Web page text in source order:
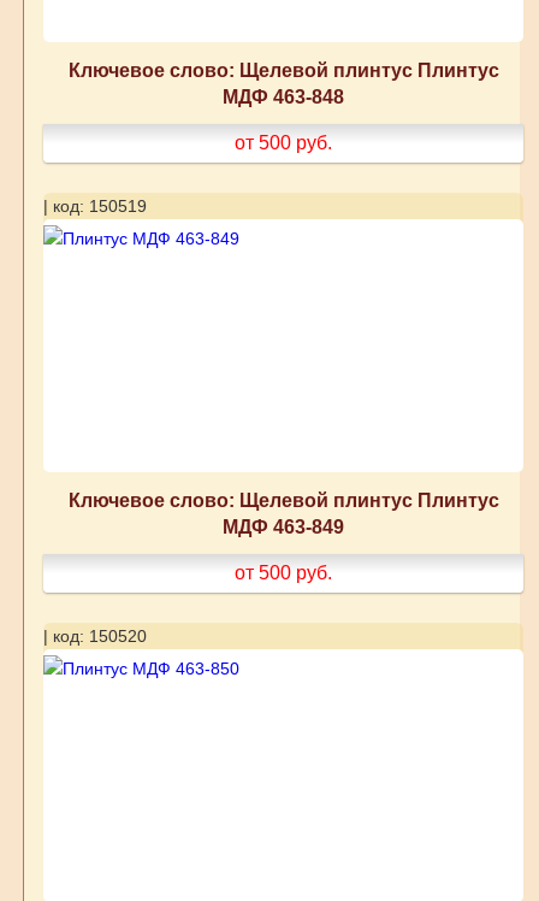
Ключевое слово: Щелевой плинтус Плинтус
МДФ 463-848
от 500 руб.
| код: 150519
Ключевое слово: Щелевой плинтус Плинтус
МДФ 463-849
от 500 руб.
| код: 150520